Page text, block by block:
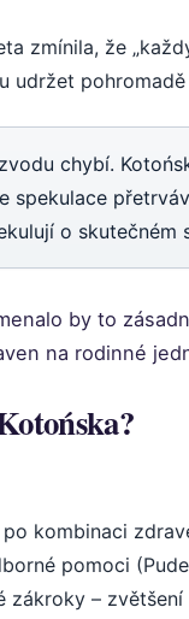
zmínila, že
udržet
chybí.
spekulace
o skutečném
by to
na rodinné
kombinaci
pomoci
zákroky –